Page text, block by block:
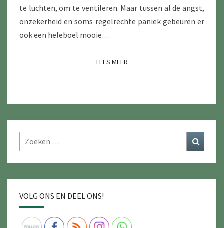
te luchten, om te ventileren. Maar tussen al de angst,
onzekerheid en soms regelrechte paniek gebeuren er
ook een heleboel mooie…
LEES MEERLEES MEER
Zoeken
naar:
VOLG ONS EN DEEL ONS!